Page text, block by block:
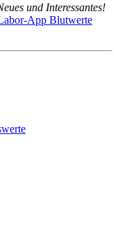
und Interessantes!
App Blutwerte